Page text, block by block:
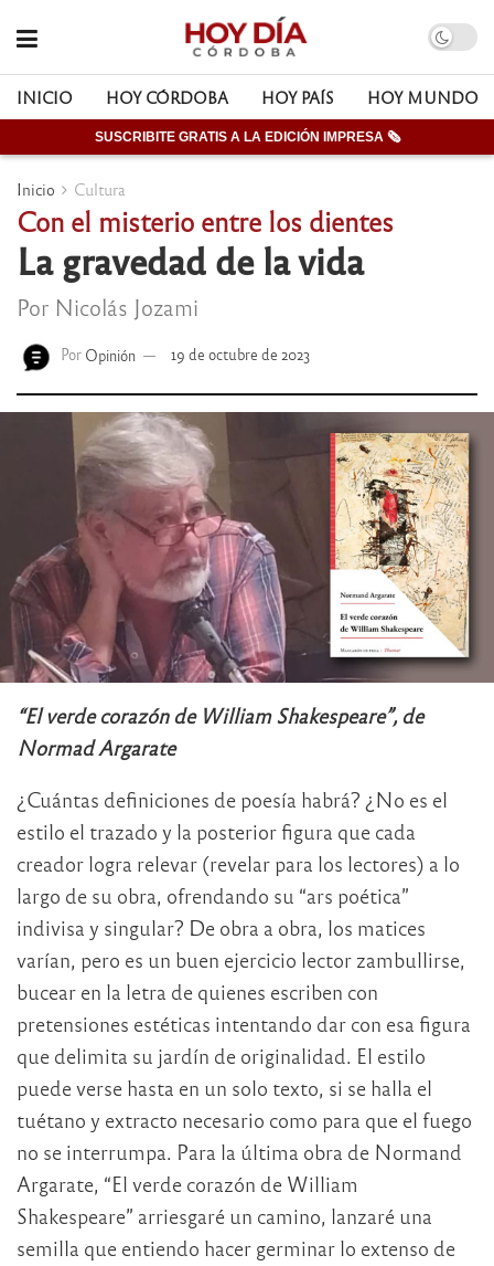
INICIO HOY CÓRDOBA HOY PAÍS HOY MUNDO
SUSCRIBITE GRATIS A LA EDICIÓN IMPRESA 🗞
Inicio Cultura
Con el misterio entre los dientes
La gravedad de la vida
Por Nicolás Jozami
Por Opinión 19 de octubre de 2023
“El verde corazón de William Shakespeare”, de
Normad Argarate
¿Cuántas definiciones de poesía habrá? ¿No es el
estilo el trazado y la posterior figura que cada
creador logra relevar (revelar para los lectores) a lo
largo de su obra, ofrendando su “ars poética”
indivisa y singular? De obra a obra, los matices
varían, pero es un buen ejercicio lector zambullirse,
bucear en la letra de quienes escriben con
pretensiones estéticas intentando dar con esa figura
que delimita su jardín de originalidad. El estilo
puede verse hasta en un solo texto, si se halla el
tuétano y extracto necesario como para que el fuego
no se interrumpa. Para la última obra de Normand
Argarate, “El verde corazón de William
Shakespeare” arriesgaré un camino, lanzaré una
semilla que entiendo hacer germinar lo extenso de